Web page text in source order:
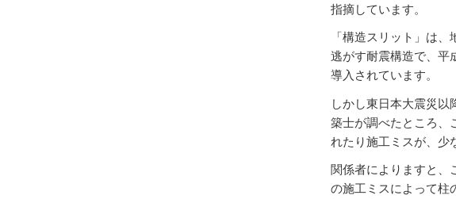
指摘しています。
「構造スリット」は
逃がす耐震構造で、平
導入されています。
しかし東日本大震災
築士が調べたところ、
れたり施工ミスが、少
関係者によりますと、
の施工ミスによって柱